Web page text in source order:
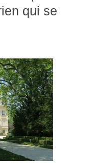
qui se